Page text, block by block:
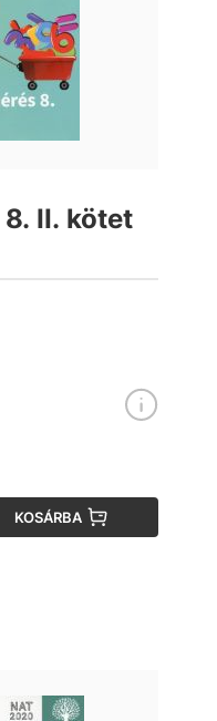
II. kötet
KOSÁRBA